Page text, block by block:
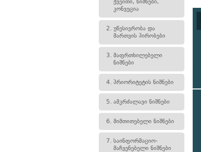
ქვეითი, ნიშნები,
კონვეცია
2. უწესივრობა და
მართვის პირობები
3. მაფრთხილებელი
ნიშნები
4. პრიორიტეტის ნიშნები
5. ამკრძალავი ნიშნები
6. მიმთითებელი ნიშნები
7. საინფორმაციო-
მაჩვენებელი ნიშნები